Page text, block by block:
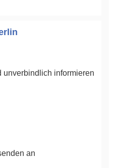
unverbindlich informieren
an